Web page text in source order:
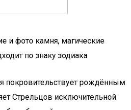
и фото камня, магические
по знаку зодиака
покровительствует рождённым
Стрельцов исключительной